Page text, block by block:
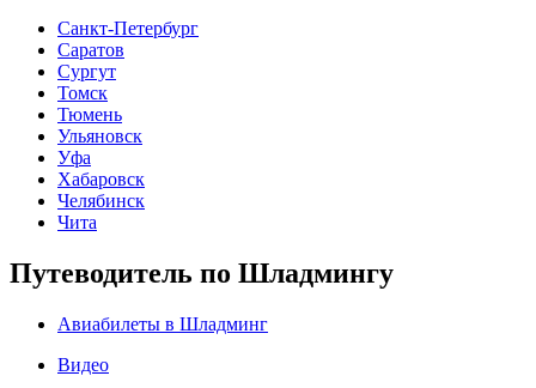
Санкт-Петербург
Саратов
Сургут
Томск
Тюмень
Ульяновск
Уфа
Хабаровск
Челябинск
Чита
Путеводитель по Шладмингу
Авиабилеты в Шладминг
Видео